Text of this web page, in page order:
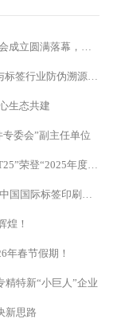
诺尔担任首届会长单位
伪溯源解决方案”名录
生态共建
委会”副主任单位
中国AIoT行业创新产品榜”
标签印刷技术展览会
煌！
年春节假期！
精特新“小巨人”企业
新思路